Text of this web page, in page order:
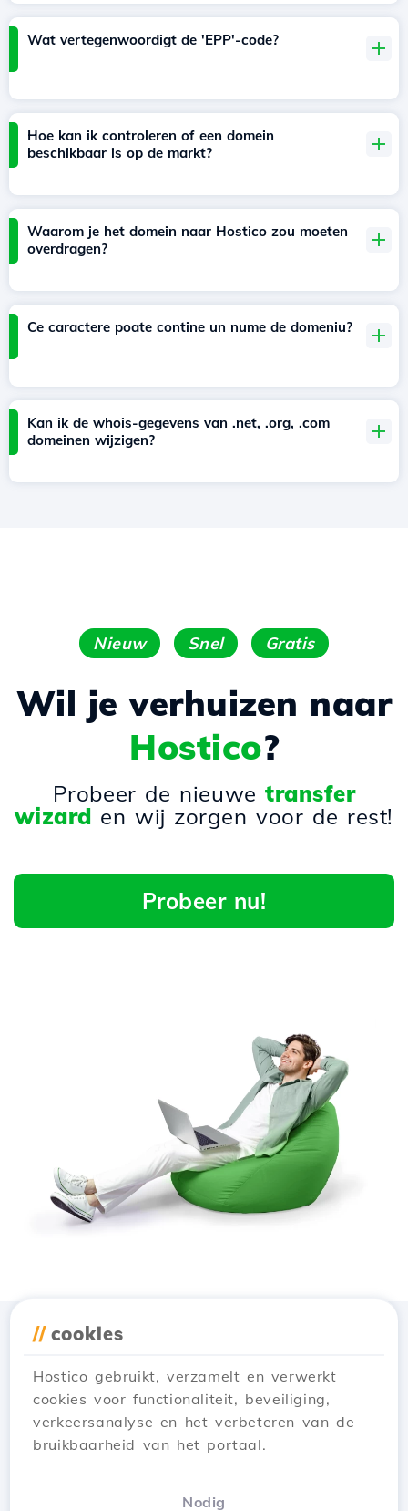
Wat vertegenwoordigt de 'EPP'-code?
Hoe kan ik controleren of een domein
beschikbaar is op de markt?
Waarom je het domein naar Hostico zou moeten
overdragen?
Ce caractere poate contine un nume de domeniu?
Kan ik de whois-gegevens van .net, .org, .com
domeinen wijzigen?
Nieuw Snel Gratis
Wil je verhuizen naar
Hostico?
Probeer de nieuwetransfer
wizard en wij zorgen voor de rest!
Probeer nu!
// cookies
Hostico gebruikt, verzamelt en verwerkt
cookies voor functionaliteit, beveiliging,
verkeersanalyse en het verbeteren van de
bruikbaarheid van het portaal.
Nodig
Download de app